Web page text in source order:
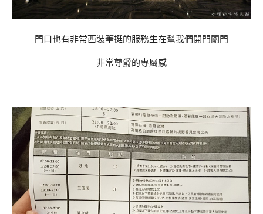
門口也有非常西裝筆挺的服務生在幫我們開門關門
非常尊爵的專屬感